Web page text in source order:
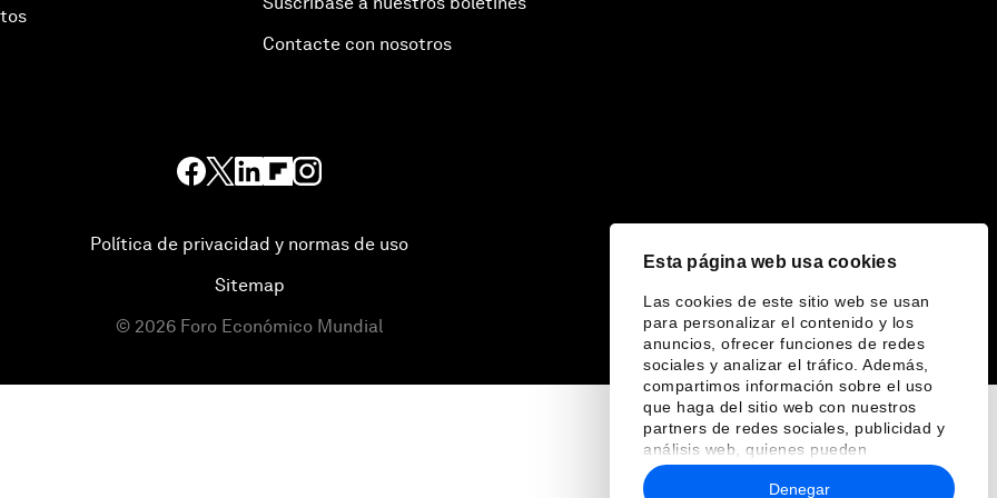
Esta página web usa cookies
Las cookies de este sitio web se usan
para personalizar el contenido y los
anuncios, ofrecer funciones de redes
sociales y analizar el tráfico. Además,
compartimos información sobre el uso
que haga del sitio web con nuestros
partners de redes sociales, publicidad y
análisis web, quienes pueden
combinarla con otra información que les
haya proporcionado o que hayan
Denegar
Contacte con nosotros
Política de privacidad y normas de uso
Sitemap
© 2026 Foro Económico Mundial